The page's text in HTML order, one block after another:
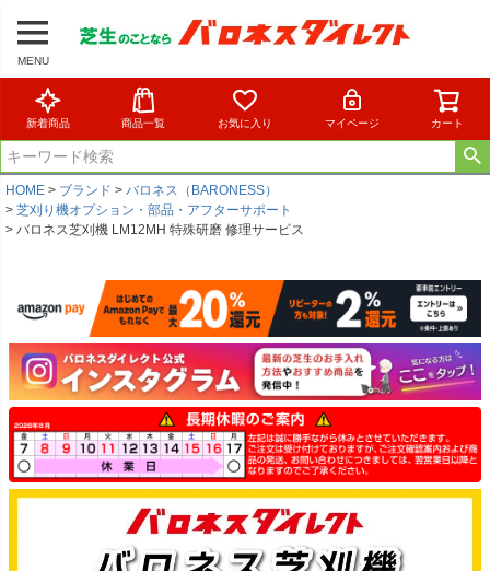
MENU
新着商品 商品一覧 お気に入り マイページ カート
HOME ブランド
バロネス（BARONESS）
芝刈り機オプション・部品・アフターサポート
バロネス芝刈機 LM12MH 特殊研磨 修理サービス